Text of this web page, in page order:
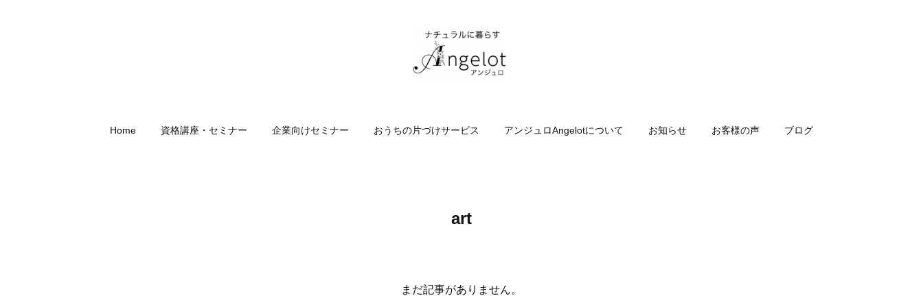
Home 資格講座・セミナー 企業向けセミナー おうちの片づけサービス アンジュロAngelotについて お知らせ お客様の声 ブログ
art
まだ記事がありません。